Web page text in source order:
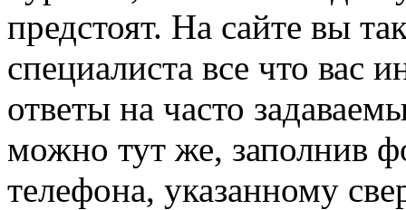
предстоят. На сайте вы
специалиста все что вас
ответы на часто
можно тут же, заполнив
телефона, указанному